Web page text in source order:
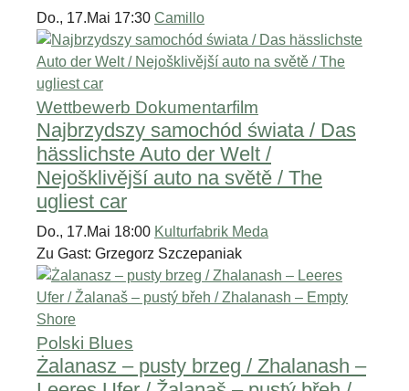
Do., 17.Mai 17:30 Camillo
Wettbewerb Dokumentarfilm
Najbrzydszy samochód świata / Das
hässlichste Auto der Welt /
Nejošklivější auto na světě / The
ugliest car
Do., 17.Mai 18:00 Kulturfabrik Meda
Zu Gast: Grzegorz Szczepaniak
Polski Blues
Żalanasz – pusty brzeg / Zhalanash –